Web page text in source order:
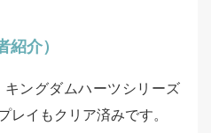
紹介）
ングダムハーツシリーズ
レイもクリア済みです。